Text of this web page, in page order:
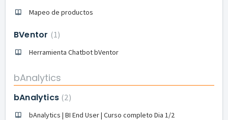
Mapeo de productos
BVentor 1
Herramienta Chatbot bVentor
bAnalytics
bAnalytics 2
bAnalytics | BI End User | Curso completo Dia 1/2